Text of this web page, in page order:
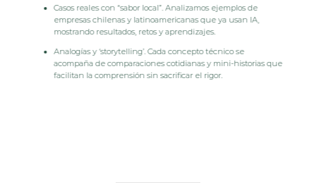
Casos reales con “sabor local”.Analizamos ejemplos de
empresas chilenas y latinoamericanas que ya usan IA,
mostrando resultados, retos y aprendizajes.
Analogías y ‘storytelling’.Cada concepto técnico se
acompaña de comparaciones cotidianas y mini-historias que
facilitan la comprensión sin sacrificar el rigor.